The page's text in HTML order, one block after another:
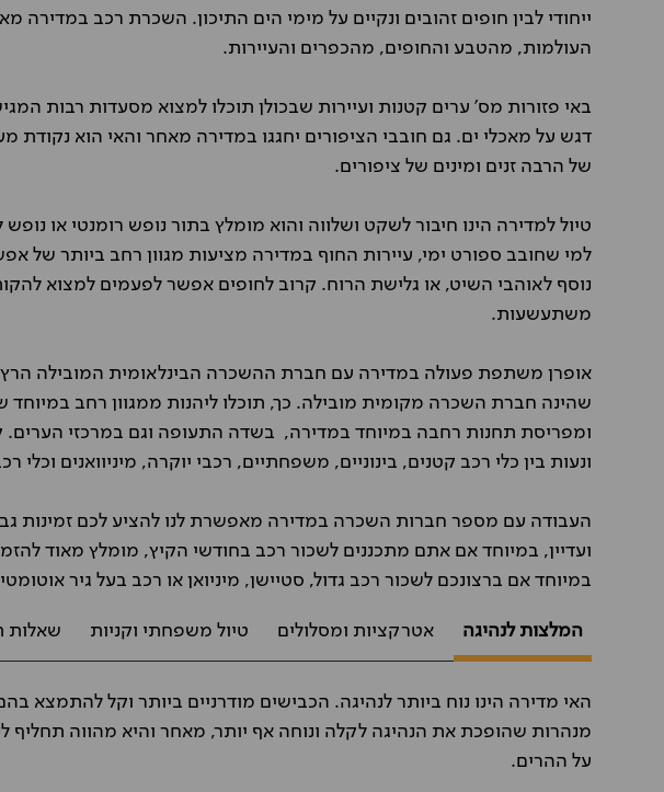
ייחודי לבין חופים זהובים ונקיים על מימי הים התיכון. השכרת רכב במדירה
העולמות, מהטבע והחופים, מהכפרים והעיירות.
באי פזורות מס' ערים קטנות ועיירות שבכולן תוכלו למצוא מסעדות רבות
דגש על מאכלי ים. גם חובבי הציפורים יחגגו במדירה מאחר והאי הוא נקודת
של הרבה זנים ומינים של ציפורים.
טיול למדירה הינו חיבור לשקט ושלווה והוא מומלץ בתור נופש רומנטי או
למי שחובב ספורט ימי, עיירות החוף במדירה מציעות מגוון רחב ביותר של
נוסף לאוהבי השיט, או גלישת הרוח. קרוב לחופים אפשר לפעמים למצוא
משתעשעות.
אופרן משתפת פעולה במדירה עם חברת ההשכרה הבינלאומית המובילה הרץ
שהינה חברת השכרה מקומית מובילה. כך, תוכלו ליהנות ממגוון רחב במיוחד
ומפריסת תחנות רחבה במיוחד במדירה, בשדה התעופה וגם במרכזי הערים.
ונעות בין כלי רכב קטנים, בינוניים, משפחתיים, רכבי יוקרה, מיניוואנים וכלי
העבודה עם מספר חברות השכרה במדירה מאפשרת לנו להציע לכם זמינות
ועדיין, במיוחד אם אתם מתכננים לשכור רכב בחודשי הקיץ, מומלץ מאוד
במיוחד אם ברצונכם לשכור רכב גדול, סטיישן, מיניואן או רכב בעל גיר
המלצות לנהיגה אטרקציות ומסלולים טיול משפחתי וקניות שאלות
האי מדירה הינו נוח ביותר לנהיגה. הכבישים מודרניים ביותר וקל להתמצא
מנהרות שהופכת את הנהיגה לקלה ונוחה אף יותר, מאחר והיא מהווה תחליף
על ההרים.
והמחיר נמוך מהמתחרים